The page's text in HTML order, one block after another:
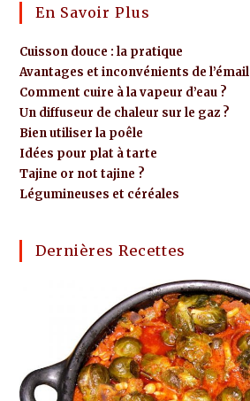
En Savoir Plus
Cuisson douce : la pratique
Avantages et inconvénients de l’émail
Comment cuire à la vapeur d’eau ?
Un diffuseur de chaleur sur le gaz ?
Bien utiliser la poêle
Idées pour plat à tarte
Tajine or not tajine ?
Légumineuses et céréales
Dernières Recettes